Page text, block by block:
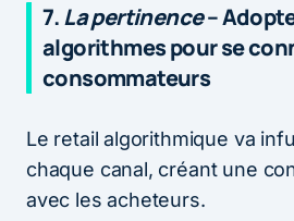
7.La pertinence–
algorithmes pour se
consommateurs
Le retail algorithmique va
chaque canal, créant une
avec les acheteurs.